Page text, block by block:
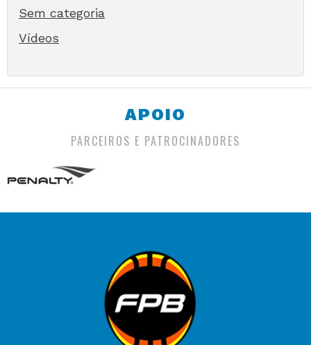
Sem categoria
Vídeos
APOIO
PARCEIROS E PATROCINADORES